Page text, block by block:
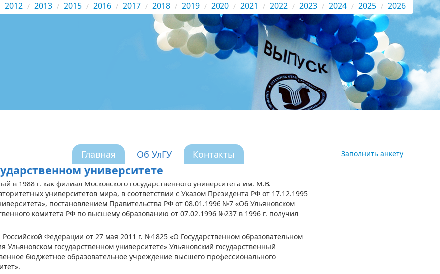
2012 2013 2015 2016 2017 2018 2019 2020 2021 2022 2023 2024 2025 2026
Главная Об УлГУ Контакты Заполнить анкету
университете
в 1988 г. как филиал Московского государственного университета им. М.В.
университетов мира, в соответствии с Указом Президента РФ от 17.12.1995
постановлением Правительства РФ от 08.01.1996 №7 «Об Ульяновском
комитета РФ по высшему образованию от 07.02.1996 №237 в 1996 г. получил
Федерации от 27 мая 2011 г. №1825 «О Государственном образовательном
государственном университете» Ульяновский государственный
бюджетное образовательное учреждение высшего профессионального